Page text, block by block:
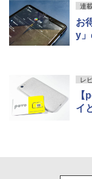
連
お
y
レ
【
イ